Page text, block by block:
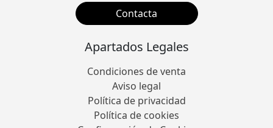
Contacta
Apartados Legales
Condiciones de venta
Aviso legal
Política de privacidad
Política de cookies